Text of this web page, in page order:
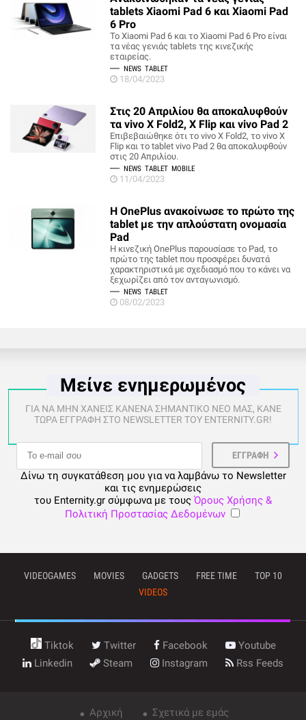
tablets Xiaomi Pad 6 και Xiaomi Pad
6 Pro
Το Xiaomi Pad 6 και το Xiaomi Pad 6 Pro είναι
τα νέας γενιάς tablets της κινεζικής
εταιρείας.
NEWS TABLET
18/04/2023
Στις 20 Απριλίου θα αποκαλυφθούν
τα vivo X Fold2, X Flip και vivo Pad 2
Επιβεβαιώθηκε ότι το vivo X Fold2, το vivo X
Flip και το tablet vivo Pad 2 θα αποκαλυφθούν
στις 20 Απριλίου.
NEWS TABLET MOBILE
11/04/2023
Η OnePlus ανακοίνωσε το πρώτο της
tablet με την απλούστατη ονομασία
Pad
Η κινεζική OnePlus παρουσίασε το Pad, το
πρώτο της tablet που προσφέρει δυνατά
χαρακτηριστικά με σχεδιασμό που το κάνει να
ξεχωρίζει από τον ανταγωνισμό.
NEWS TABLET
08/02/2023
Μείνε ενημερωμένος
ΓΙΑ ΝΑ ΜΗΝ ΧΑΝΕΙΣ ΚΑΝΕΝΑ ΣΗΜΑΝΤΙΚΟ ΝΕΟ ΜΑΣ, ΚΑΝΕ
ΤΩΡΑ ΕΓΓΡΑΦΗ ΣΤΟ NEWSLETTER ΤΟΥ ENTERNITY.GR!
Δίνω τη συγκατάθεση μου για να λαμβάνω το Newsletter
και τις ενημερώσεις
του Enternity.gr σύμφωνα με τους Όρους Χρήσης &
Πολιτική Προστασίας Δεδομένων
VIDEOGAMES MOVIES GADGETS FREE TIME
TOP 10
VIDEOS
Tiktok Twitter Facebook
Youtube
Linkedin
Steam Instagram Rss Feeds
Αρχική Σχετικά με εμάς